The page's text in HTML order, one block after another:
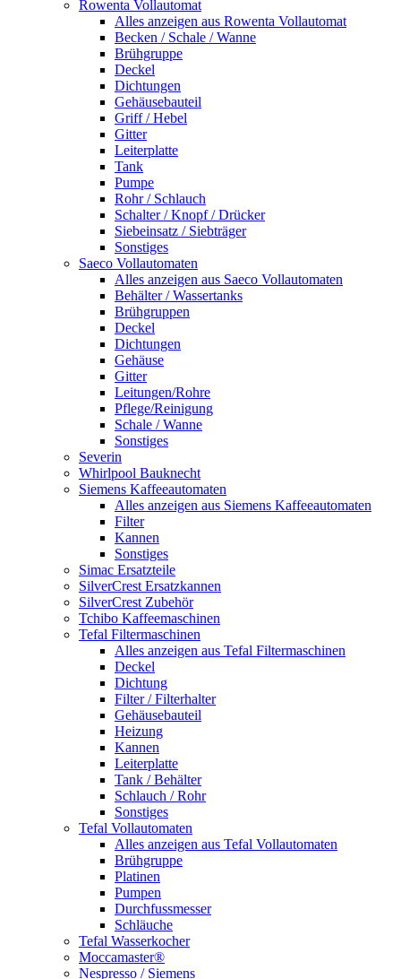
Rowenta Vollautomat
Alles anzeigen aus Rowenta Vollautomat
Becken / Schale / Wanne
Brühgruppe
Deckel
Dichtungen
Gehäusebauteil
Griff / Hebel
Gitter
Leiterplatte
Tank
Pumpe
Rohr / Schlauch
Schalter / Knopf / Drücker
Siebeinsatz / Siebträger
Sonstiges
Saeco Vollautomaten
Alles anzeigen aus Saeco Vollautomaten
Behälter / Wassertanks
Brühgruppen
Deckel
Dichtungen
Gehäuse
Gitter
Leitungen/Rohre
Pflege/Reinigung
Schale / Wanne
Sonstiges
Severin
Whirlpool Bauknecht
Siemens Kaffeeautomaten
Alles anzeigen aus Siemens Kaffeeautomaten
Filter
Kannen
Sonstiges
Simac Ersatzteile
SilverCrest Ersatzkannen
SilverCrest Zubehör
Tchibo Kaffeemaschinen
Tefal Filtermaschinen
Alles anzeigen aus Tefal Filtermaschinen
Deckel
Dichtung
Filter / Filterhalter
Gehäusebauteil
Heizung
Kannen
Leiterplatte
Tank / Behälter
Schlauch / Rohr
Sonstiges
Tefal Vollautomaten
Alles anzeigen aus Tefal Vollautomaten
Brühgruppe
Platinen
Pumpen
Durchfussmesser
Schläuche
Tefal Wasserkocher
Moccamaster®
Nespresso / Siemens